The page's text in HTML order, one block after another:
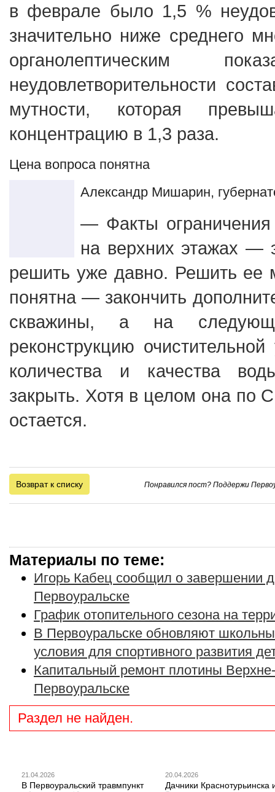
в феврале было 1,5 %
значительно ниже среднего
органолептическим
неудовлетворительности
мутности, которая
концентрацию в 1,3 раза.
Цена вопроса понятна
Александр Мишарин,
— Факты ограничения
на верхних этажах —
решить уже давно. Решить ее
понятна — закончить
скважины, а на
реконструкцию
количества и качества
закрыть. Хотя в целом она по
остается.
Возврат к списку Понравился пост? Поддержи
Материалы по теме:
Игорь Кабец сообщил о завершении
Первоуральске
График отопительного сезона на
В Первоуральске обновляют
условия для спортивного развития
Капитальный ремонт плотины
Первоуральске
Раздел не найден.
21.04.2026
В Первоуральский травмпункт
20.04.2026
Дачники Краснотурьинска